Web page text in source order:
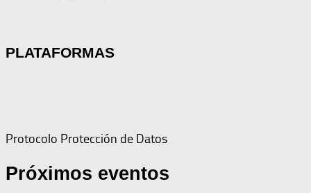
PLATAFORMAS
Protocolo Protección de Datos
Próximos eventos